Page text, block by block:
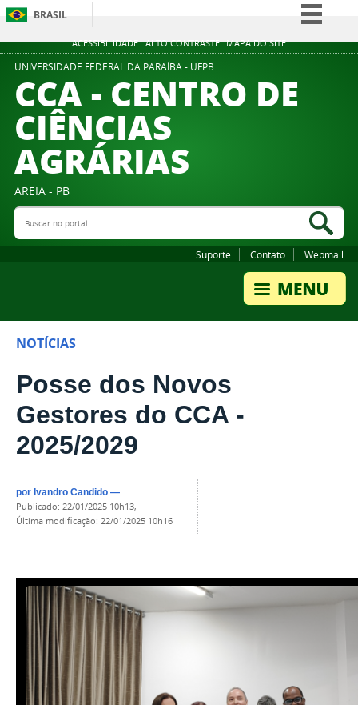
ACESSIBILIDADE ALTO CONTRASTE MAPA DO SITE
BRASIL
Simplifique!
Participe
UNIVERSIDADE FEDERAL DA PARAÍBA - UFPB
CCA - CENTRO DE
CIÊNCIAS
AGRÁRIAS
AREIA - PB
Buscar no portal
Suporte Contato Webmail
NOTÍCIAS
Posse dos Novos
Gestores do CCA -
2025/2029
por Ivandro Candido —
publicado: 22/01/2025 10h13,
última modificação: 22/01/2025 10h16